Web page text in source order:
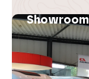
Showroom